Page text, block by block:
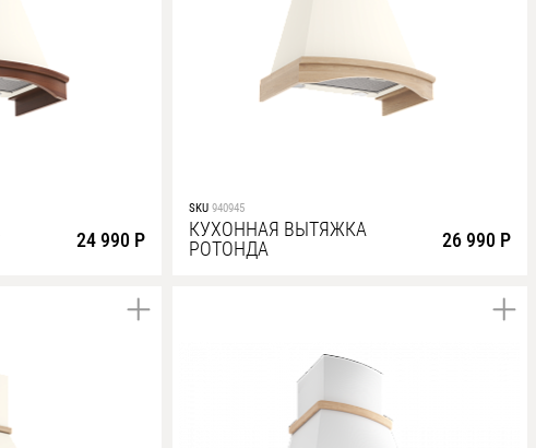
24 990 Р
SKU 940945
КУХОННАЯ ВЫТЯЖКА
РОТОНДА
26 990 Р